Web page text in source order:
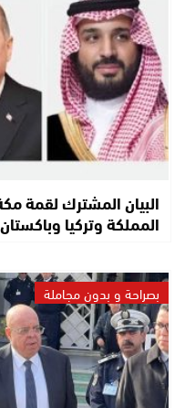
البيان المشترك لقمة
المملكة وتركيا وباكستان
بصراحة و بدون مجاملة